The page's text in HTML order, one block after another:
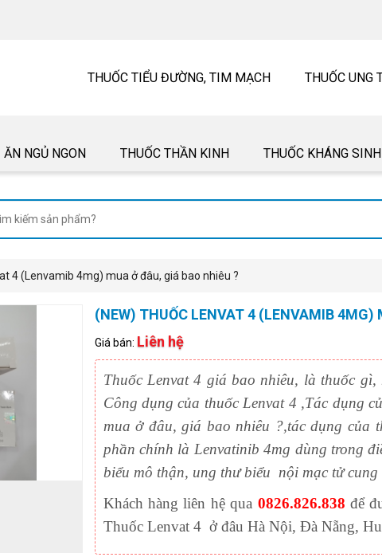
THUỐC TIỂU ĐƯỜNG, TIM MẠCH THUỐC UNG
ĂN NGỦ NGON THUỐC THẦN KINH THUỐC KHÁNG SINH
4 (Lenvamib 4mg) mua ở đâu, giá bao nhiêu ?
(NEW) THUỐC LENVAT 4 (LENVAMIB 4MG)
Giá bán: Liên hệ
Thuốc Lenvat 4 giá bao nhiêu, là thuốc
Công dụng của thuốc Lenvat 4 ,Tác dụng
mua ở đâu, giá bao nhiêu ?,tác dụng của
phần chính là Lenvatinib 4mg dùng trong
biểu mô thận, ung thư biểu nội mạc tử
Khách hàng liên hệ qua 0826.826.838 để
Thuốc Lenvat 4 ở đâu Hà Nội, Đà Nẵng,